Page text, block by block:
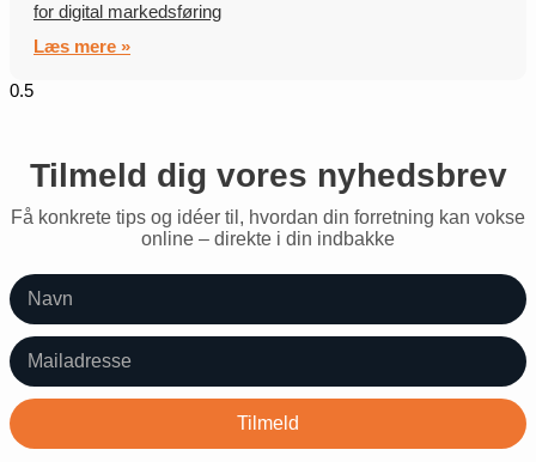
for digital markedsføring
Læs mere »
Tilmeld dig vores nyhedsbrev
Få konkrete tips og idéer til, hvordan din forretning kan vokse
online – direkte i din indbakke